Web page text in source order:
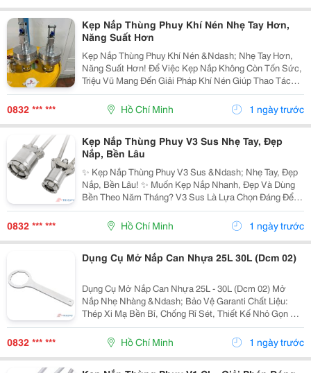
Kẹp Nắp Thùng Phuy Khí Nén Nhẹ Tay Hơn,
Năng Suất Hơn
Kẹp Nắp Thùng Phuy Khí Nén &Ndash; Nhẹ Tay Hơn,
Năng Suất Hơn! Để Việc Kẹp Nắp Không Còn Tốn Sức,
Triệu Vũ Mang Đến Giải Pháp Khí Nén Giúp Thao Tác
Nhanh Và Nhẹ Nhàng Hơn Mỗi Ngày. ✨ Điểm Cộng Của
Sản Phẩm: ✅ Hệ Thống Khí Nén Kết Hợp Tời Trợ
0832 *** *** Hồ Chí Minh 1 ngày trước
Kẹp Nắp Thùng Phuy V3 Sus Nhẹ Tay, Đẹp
Nắp, Bền Lâu
✨ Kẹp Nắp Thùng Phuy V3 Sus &Ndash; Nhẹ Tay, Đẹp
Nắp, Bền Lâu! ✨ Muốn Kẹp Nắp Nhanh, Đẹp Và Dùng
Bền Theo Năm Tháng? V3 Sus Là Lựa Chọn Đáng Để
Đầu Tư! ✅ Inox Nguyên Khối, Chống Gỉ Sét Và Chống
Ăn Mòn Hiệu Quả. Cơ Chế Trợ Lực, Bấm Nhẹ Tay,
0832 *** *** Hồ Chí Minh 1 ngày trước
Dụng Cụ Mở Nắp Can Nhựa 25L 30L (Dcm 02)
Dụng Cụ Mở Nắp Can Nhựa 25L - 30L (Dcm 02) Mở
Nắp Nhẹ Nhàng &Ndash; Bảo Vệ Garanti Chất Liệu:
Thép Xi Mạ Bền Bỉ, Chống Rỉ Sét, Thiết Kế Nhỏ Gọn Dễ
Mang Theo. Đặc Điểm Nổi Bật: * Trang Bị 8 Rãnh Sâu
(Đường Kính 65-67Mm) Bám Khít Nắp Can, Giúp Mở...
0832 *** *** Hồ Chí Minh 1 ngày trước